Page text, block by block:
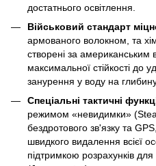
достатнього освітлення.
Військовий стандарт
армованого волокном, та
створені за американським
максимальної стійкості до
занурення у воду на
Спеціальні тактичні
режимом «невидимки»
бездротового зв'язку та
швидкого видалення всієї
підтримкою розрахунків